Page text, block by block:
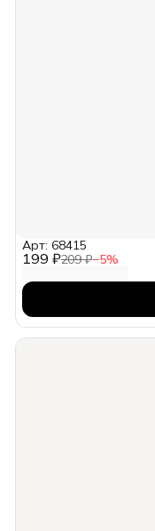
199 ₽209 ₽−5%
Арт: 68415